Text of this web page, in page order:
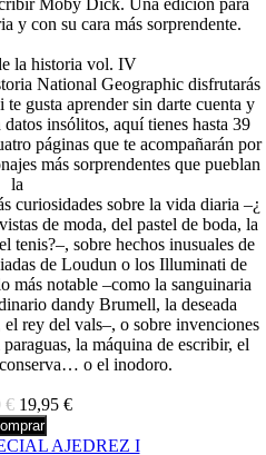
Moby Dick. Una edición para
y con su cara más sorprendente.
la historia vol. IV
National Geographic disfrutarás
gusta aprender sin darte cuenta y
insólitos, aquí tienes hasta 39
páginas que te acompañarán por
más sorprendentes que pueblan
la
curiosidades sobre la vida diaria –¿
de moda, del pastel de boda, la
tenis?–, sobre hechos inusuales de
de Loudun o los Illuminati de
más notable –como la sanguinaria
dandy Brumell, la deseada
rey del vals–, o sobre invenciones
la máquina de escribir, el
o el inodoro.
€ 19,95 €